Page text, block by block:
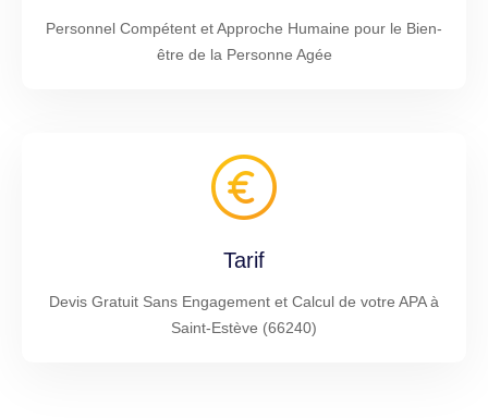
Personnel Compétent et Approche Humaine pour le Bien-
être de la Personne Agée
Tarif
Devis Gratuit Sans Engagement et Calcul de votre APA à
Saint-Estève (66240)